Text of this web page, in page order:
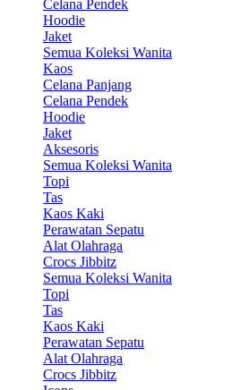
Celana Pendek
Hoodie
Jaket
Semua Koleksi Wanita
Kaos
Celana Panjang
Celana Pendek
Hoodie
Jaket
Aksesoris
Semua Koleksi Wanita
Topi
Tas
Kaos Kaki
Perawatan Sepatu
Alat Olahraga
Crocs Jibbitz
Semua Koleksi Wanita
Topi
Tas
Kaos Kaki
Perawatan Sepatu
Alat Olahraga
Crocs Jibbitz